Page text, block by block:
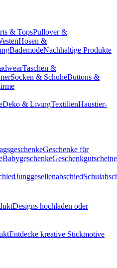
& TopsPullover &
Hosen &
BademodeNachhaltige Produkte
Taschen &
Socken & SchuheButtons &
Deko & LivingTextilienHaustier-
Geschenke für
BabygeschenkeGeschenkgutscheine
Junggesellenabschied
Designs hochladen oder
Entdecke kreative Stickmotive